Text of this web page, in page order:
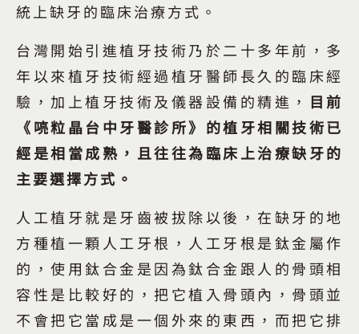
統上缺牙的臨床治療方式。
台灣開始引進植牙技術乃於二十多年前，多
年以來植牙技術經過植牙醫師長久的臨床經
驗，加上植牙技術及儀器設備的精進， 目前
《喨粒晶台中牙醫診所》的植牙相關技術已
經是相當成熟，且往往為臨床上治療缺牙的
主要選擇方式。
人工植牙就是牙齒被拔除以後，在缺牙的地
方種植一顆人工牙根，人工牙根是鈦金屬作
的，使用鈦合金是因為鈦合金跟人的骨頭相
容性是比較好的，把它植入骨頭內，骨頭並
不會把它當成是一個外來的東西，而把它排